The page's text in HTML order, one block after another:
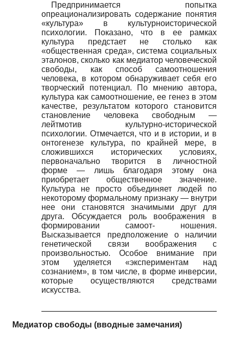
Предпринимается попытка
опреационализировать содержание понятия
«культура» в культурно­исторической
психологии. Показано, что в ее рамках
культура предстает не столько как
«общественная среда», система социальных
эталонов, сколько как медиатор человеческой
свободы, как способ самоотношения
человека, в котором обнаруживает себя его
творческий потенциал. По мнению автора,
культура как самоотношение, ее генез в этом
качестве, результатом которого становится
становление человека свободным —
лейтмотив культурно-исторической
психологии. Отмечается, что и в истории, и в
онтогенезе культура, по крайней мере, в
сложившихся исторических условиях,
первоначально творится в личностной
форме— лишь благодаря этому она
приобретает общественное значение.
Культура не просто объединяет людей по
некоторому формальному признаку — внутри
нее они становятся значимыми друг для
друга. Обсуждается роль воображения в
формировании самоот- ношения.
Высказывается предположение о наличии
генетической связи воображения с
произвольностью. Особое внимание при
этом уделяется «экспериментам над
сознанием», в том числе, в форме инверсии,
которые осуществляются средствами
искусства.
Медиатор свободы (вводные замечания)